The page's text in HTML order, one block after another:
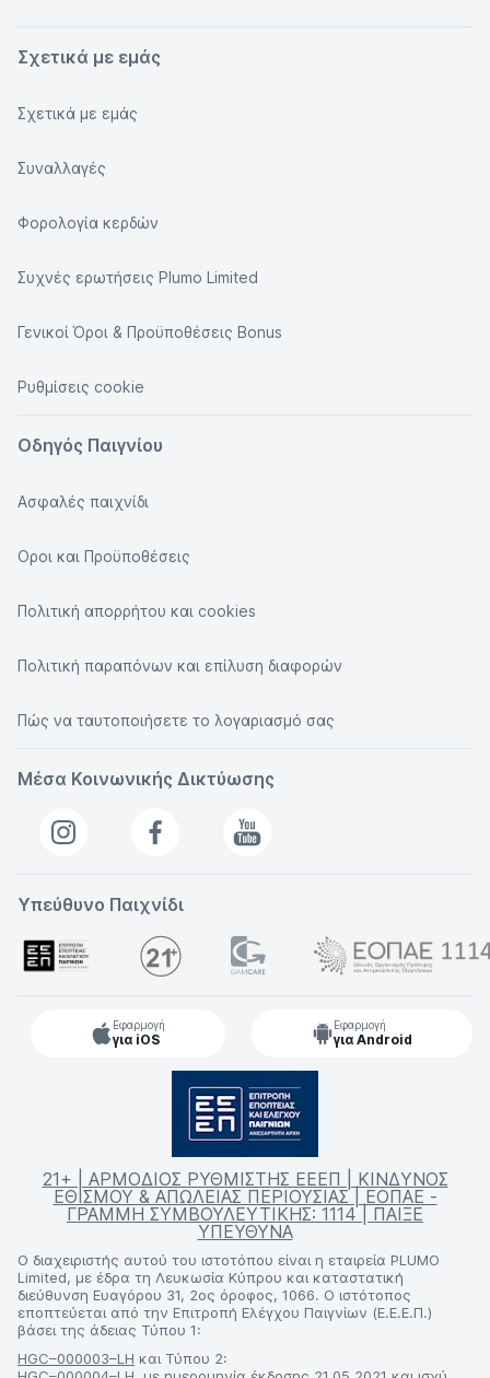
Σχετικά με εμάς
Σχετικά με εμάς
Συναλλαγές
Φορολογία κερδών
Συχνές ερωτήσεις Plumo Limited
Γενικοί Όροι & Προϋποθέσεις Bonus
Ρυθμίσεις cookie
Οδηγός Παιγνίου
Ασφαλές παιχνίδι
Οροι και Προϋποθέσεις
Πολιτική απορρήτου και cookies
Πολιτική παραπόνων και επίλυση διαφορών
Πώς να ταυτοποιήσετε το λογαριασμό σας
Μέσα Κοινωνικής Δικτύωσης
Υπεύθυνο Παιχνίδι
Εφαρμογή
για iOS
Εφαρμογή
για Android
21+ | ΑΡΜΟΔΙΟΣ ΡΥΘΜΙΣΤΗΣ ΕΕΕΠ | ΚΙΝΔΥΝΟΣ
ΕΘΙΣΜΟΥ & ΑΠΩΛΕΙΑΣ ΠΕΡΙΟΥΣΙΑΣ | ΕΟΠΑΕ -
ΓΡΑΜΜΗ ΣΥΜΒΟΥΛΕΥΤΙΚΗΣ: 1114 | ΠΑΙΞΕ
ΥΠΕΥΘΥΝΑ
Ο διαχειριστής αυτού του ιστοτόπου είναι η εταιρεία PLUMO
Limited, με έδρα τη Λευκωσία Κύπρου και καταστατική
διεύθυνση Ευαγόρου 31, 2ος όροφος, 1066. Ο ιστότοπος
εποπτεύεται από την Επιτροπή Ελέγχου Παιγνίων (Ε.Ε.Ε.Π.)
βάσει της άδειας Τύπου 1:
HGC–000003–LH και Τύπου 2: